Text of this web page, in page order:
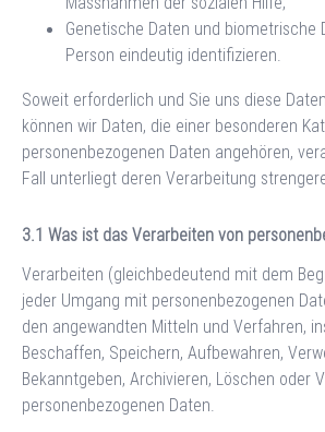
Genetische Daten und biometrische
Person eindeutig identifizieren.
Soweit erforderlich und Sie uns diese
können wir Daten, die einer besonderen
personenbezogenen Daten angehören,
Fall unterliegt deren Verarbeitung
Was ist das Verarbeiten von
Verarbeiten (gleichbedeutend mit dem
jeder Umgang mit personenbezogenen
den angewandten Mitteln und Verfahren,
Beschaffen, Speichern, Aufbewahren,
Bekanntgeben, Archivieren, Löschen oder
personenbezogenen Daten.